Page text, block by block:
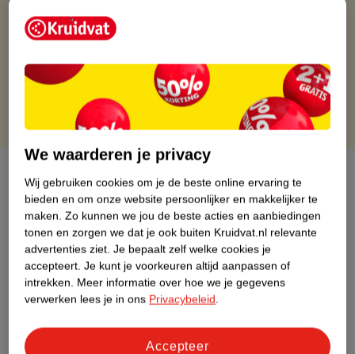
Gratis thuisbezorgd vanaf 50.00
Gratis punten met je Kruidvat kaart
Over dit product
Productinformatie
Etiketinformatie
Nature Impact Score
Dit product heeft (nog) geen Nature
Impact Score.
We waarderen je privacy
Wij gebruiken cookies om je de beste online ervaring te
bieden en om onze website persoonlijker en makkelijker te
maken. Zo kunnen we jou de beste acties en aanbiedingen
tonen en zorgen we dat je ook buiten Kruidvat.nl relevante
advertenties ziet. Je bepaalt zelf welke cookies je
accepteert. Je kunt je voorkeuren altijd aanpassen of
intrekken. Meer informatie over hoe we je gegevens
verwerken lees je in ons Privacybeleid.
Accepteer